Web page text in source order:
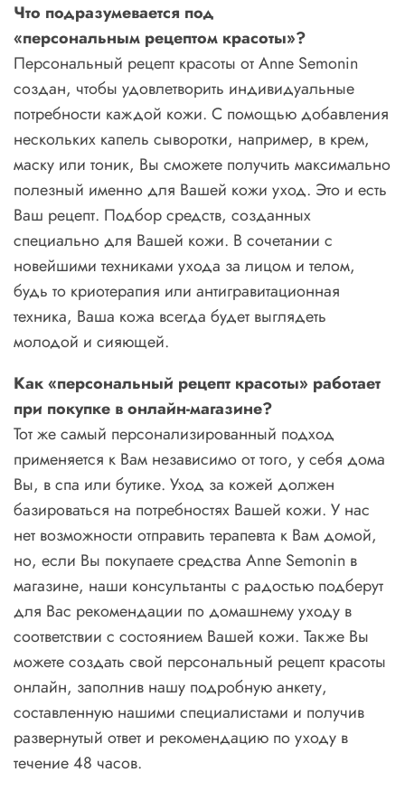
Что подразумевается под
«персональным рецептом красоты»?
Персональный рецепт красоты от Anne Semonin
создан, чтобы удовлетворить индивидуальные
потребности каждой кожи. С помощью добавления
нескольких капель сыворотки, например, в крем,
маску или тоник, Вы сможете получить максимально
полезный именно для Вашей кожи уход. Это и есть
Ваш рецепт. Подбор средств, созданных
специально для Вашей кожи. В сочетании с
новейшими техниками ухода за лицом и телом,
будь то криотерапия или антигравитационная
техника, Ваша кожа всегда будет выглядеть
молодой и сияющей.
Как «персональный рецепт красоты» работает
при покупке в онлайн-магазине?
Тот же самый персонализированный подход
применяется к Вам независимо от того, у себя дома
Вы, в спа или бутике. Уход за кожей должен
базироваться на потребностях Вашей кожи. У нас
нет возможности отправить терапевта к Вам домой,
но, если Вы покупаете средства Anne Semonin в
магазине, наши консультанты с радостью подберут
для Вас рекомендации по домашнему уходу в
соответствии с состоянием Вашей кожи. Также Вы
можетесоздать свой персональный рецепт красоты
онлайн, заполнив нашу подробную анкету,
составленную нашими специалистами и получив
развернутый ответ и рекомендацию по уходу в
течение 48 часов.